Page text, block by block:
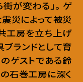
が変わる」 。 ゲ
災によって被災
工房を立ち上げ
ランドとして育
のゲストである鈴
石巻工房に深く